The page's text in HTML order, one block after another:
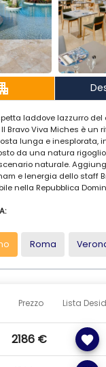
laddove lazzurro del
Bravo Viva Miches è un
lunga e inesplorata,
da una natura
naturale.
e lenergia dello staff
nella Repubblica
nellincantevole località
accolgono le varie
godere di aree
e divertimento.
da una ricca
da un comodo
del resort troviamo
idromassaggio e una
Roma
Prezzo Lista
2186 € favorite